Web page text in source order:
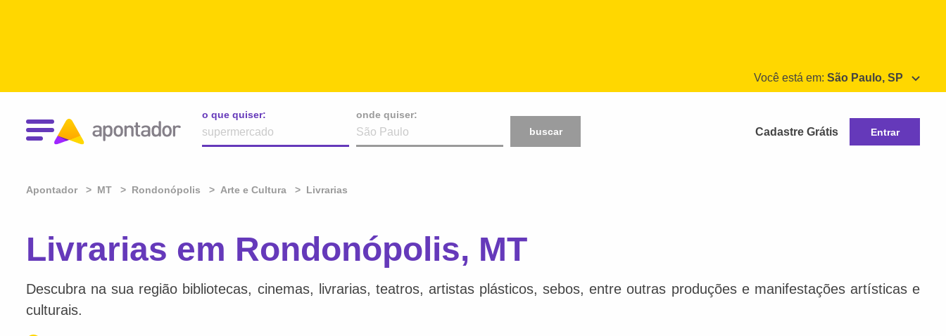
Você está em: São Paulo, SP
o que quiser:
onde quiser:
buscar
Cadastre Grátis Entrar
Apontador MT Rondonópolis Arte e Cultura Livrarias
Livrarias em Rondonópolis, MT
Descubra na sua região bibliotecas, cinemas, livrarias, teatros, artistas plásticos, sebos, entre outras produções e manifestações artísticas e
culturais.